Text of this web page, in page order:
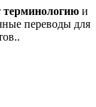
терминологию и
переводы для